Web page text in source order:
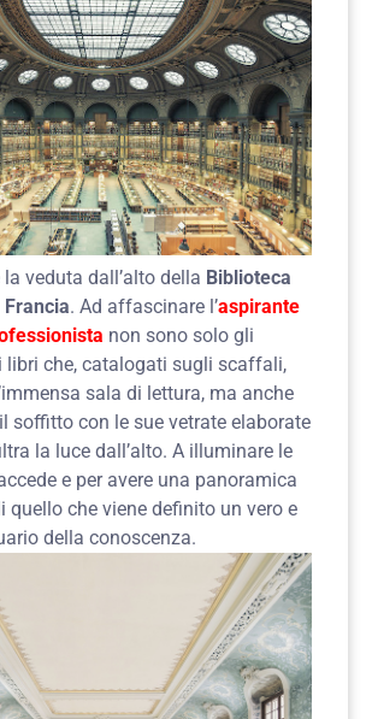
veduta dall’alto della Biblioteca
Francia. Ad affascinare l’aspirante
non sono solo gli
libri che, catalogati sugli scaffali,
sala di lettura, ma anche
soffitto con le sue vetrate elaborate
la luce dall’alto. A illuminare le
e per avere una panoramica
quello che viene definito un vero e
della conoscenza.